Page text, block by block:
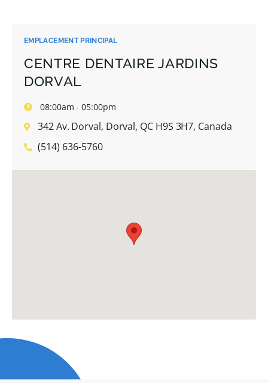
EMPLACEMENT PRINCIPAL
CENTRE DENTAIRE JARDINS
DORVAL
08:00am - 05:00pm
342 Av. Dorval, Dorval, QC H9S 3H7, Canada
(514) 636-5760